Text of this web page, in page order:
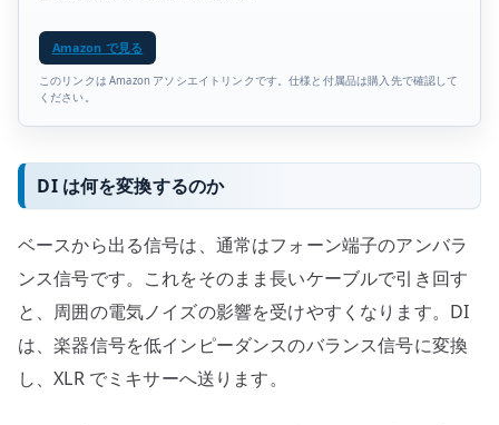
Amazon で見る
このリンクは Amazon アソシエイトリンクです。仕様と付属品は購入先で確認して
ください。
DI は何を変換するのか
ベースから出る信号は、通常はフォーン端子のアンバラ
ンス信号です。これをそのまま長いケーブルで引き回す
と、周囲の電気ノイズの影響を受けやすくなります。DI
は、楽器信号を低インピーダンスのバランス信号に変換
し、XLR でミキサーへ送ります。